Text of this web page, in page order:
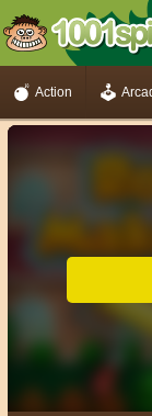
Action